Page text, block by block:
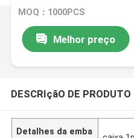
MOQ：1000PCS
Melhor preço
DESCRIçãO DE PRODUTO
Detalhes da emba